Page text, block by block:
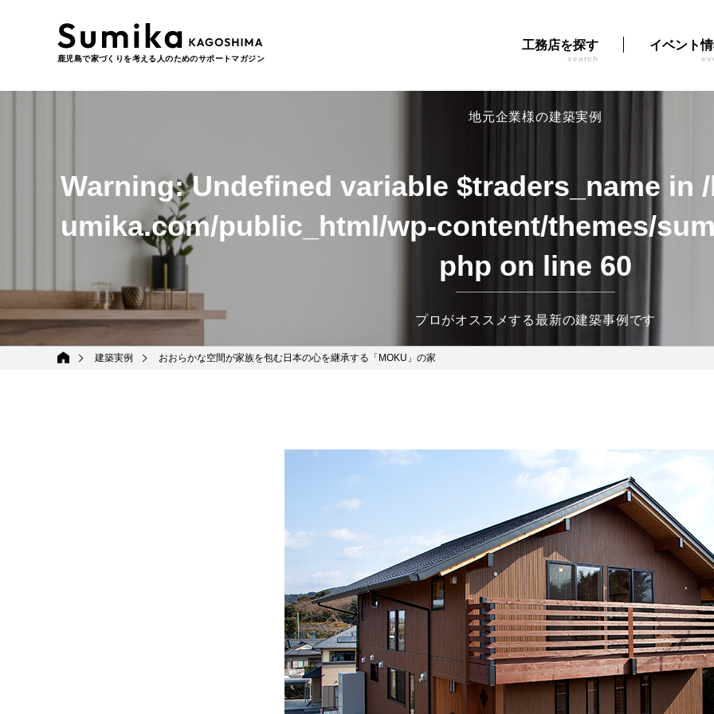
鹿児島で家づくりを考える人のためのサポートマガジン
工務店を探す
search
イベント
地元企業様の建築実例
Warning: Undefined variable $traders_name in
umika.com/public_html/wp-content/themes/
php on line 60
プロがオススメする最新の建築事例です
建築実例 おおらかな空間が家族を包む日本の心を継承する「MOKU」の家